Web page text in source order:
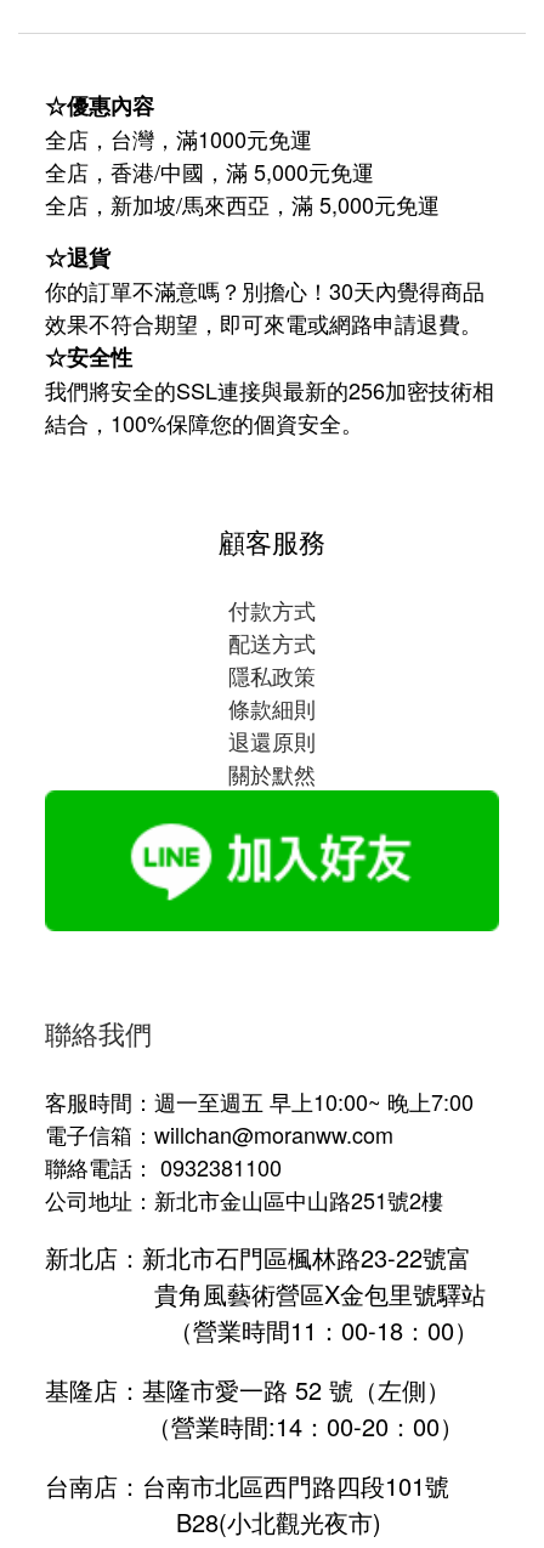
☆優惠內容
全店，台灣，滿1000元免運
全店，香港/中國，滿 5,000元免運
全店，新加坡/馬來西亞，滿 5,000元免運
☆退貨
你的訂單不滿意嗎？別擔心！30天內覺得商品
效果不符合期望，即可來電或網路申請退費。
☆安全性
我們將安全的SSL連接與最新的256加密技術相
結合，100%保障您的個資安全。
顧客服務
付款方式
配送方式
隱私政策
條款細則
退還原則
關於默然
聯絡我們
客服時間：週一至週五 早上10:00~ 晚上7:00
電子信箱：willchan@moranww.com
聯絡電話： 0932381100
公司地址：新北市金山區中山路251號2樓
新北店：新北市石門區楓林路23-22號富
貴角風藝術營區X金包里號驛站
（營業時間11：00-18：00）
基隆店：基隆市愛一路 52 號（左側）
（營業時間:14：00-20：00）
台南店：台南市北區西門路四段101號
B28(小北觀光夜市)